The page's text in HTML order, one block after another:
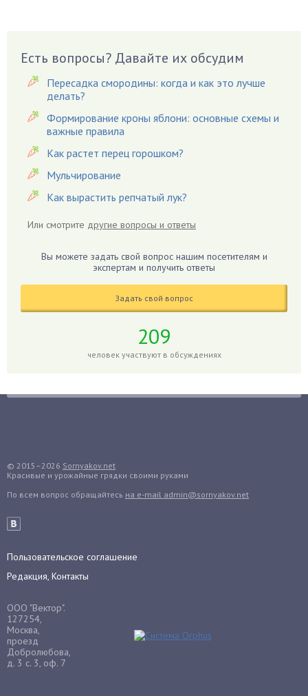
Вешенки
Виноград
Вредители
Гардения
Гацания
Гвоздики
Георгины
Гиацинт
Гладиолусы
Гранат
Грядки
Гуава
Декабрист
Дельфиниум
Денежное дерево
Диффенбахия
Драцена
Дыня
Есть вопросы? Давайте их обсудим
Пересадка смородины: когда и как это лучше
делать?
Формирование кроны яблони: основные схемы и
важные правила
Как растет перец горошком?
Мульчирование
Как вырастить репчатый лук?
Или смотрите другие вопросы и ответы
Вы можете задать свой вопрос нашим посетителям и
экспертам и получить ответы
Задать свой вопрос
209
человек участвуют в обсуждениях
© 2015–2026 Sornyakov.net
Красивые и урожайные грядки своими руками
По всем вопрос обращайтесь на e-mail admin@sornyakov.net
Пользовательское соглашение
Редакция, Контакты
ООО "Вектор".
127254,
Москва,
проезд
Добролюбова,
д. 3 с. 3, оф. 7